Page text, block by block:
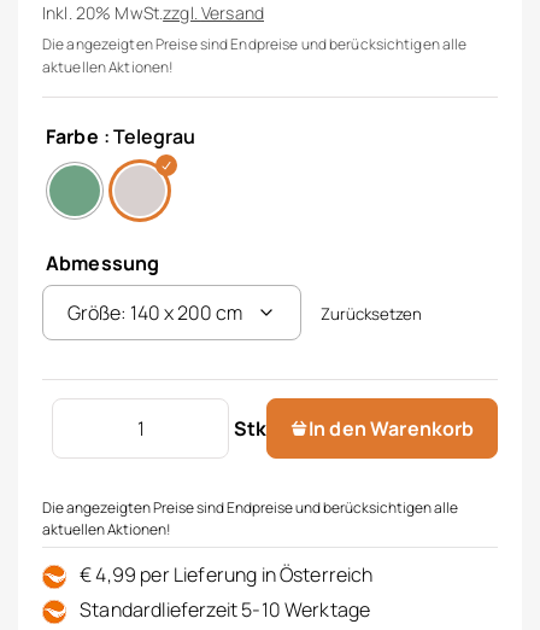
Inkl. 20% MwSt.zzgl.Versand
Die angezeigten Preise sind Endpreise und berücksichtigen alle
aktuellen Aktionen!
Farbe : Telegrau
Abmessung
Zurücksetzen
Stk
KAEPPEL Seersucker Bettwäsche Menge
In den Warenkorb
Die angezeigten Preise sind Endpreise und berücksichtigen alle
aktuellen Aktionen!
€ 4,99 per Lieferung in Österreich
Standardlieferzeit 5-10 Werktage